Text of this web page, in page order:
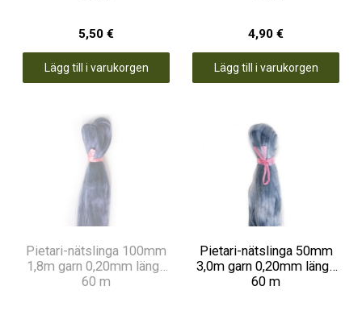
5,50 €
Lägg till i varukorgen
4,90 €
Lägg till i varukorgen
Pietari-nätslinga 100mm
1,8m garn 0,20mm längd
60 m
Pietari-nätslinga 50mm
3,0m garn 0,20mm längd
60 m